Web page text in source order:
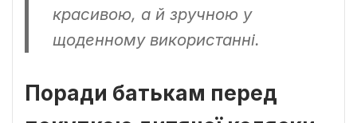
красивою, а й зручною у
щоденному використанні.
Поради батькам перед